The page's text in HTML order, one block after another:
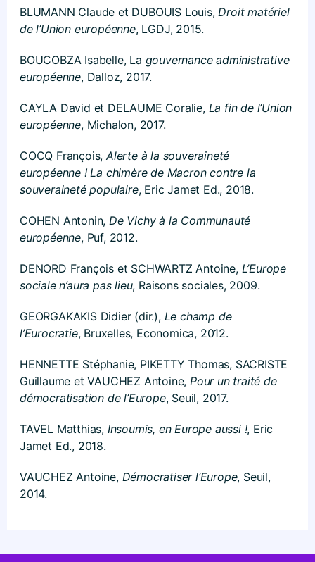
BLUMANN Claude et DUBOUIS Louis, Droit matériel
de l’Union européenne, LGDJ, 2015.
BOUCOBZA Isabelle, La gouvernance administrative
européenne, Dalloz, 2017.
CAYLA David et DELAUME Coralie, La fin de l’Union
européenne, Michalon, 2017.
COCQ François, Alerte à la souveraineté
européenne ! La chimère de Macron contre la
souveraineté populaire, Eric Jamet Ed., 2018.
COHEN Antonin, De Vichy à la Communauté
européenne, Puf, 2012.
DENORD François et SCHWARTZ Antoine, L’Europe
sociale n’aura pas lieu, Raisons sociales, 2009.
GEORGAKAKIS Didier (dir.), Le champ de
l’Eurocratie, Bruxelles, Economica, 2012.
HENNETTE Stéphanie, PIKETTY Thomas, SACRISTE
Guillaume et VAUCHEZ Antoine, Pour un traité de
démocratisation de l’Europe, Seuil, 2017.
TAVEL Matthias, Insoumis, en Europe aussi !, Eric
Jamet Ed., 2018.
VAUCHEZ Antoine, Démocratiser l’Europe, Seuil,
2014.